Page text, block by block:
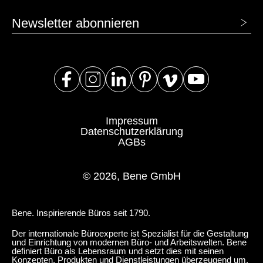
Newsletter abonnieren
© 2026, Bene GmbH
Impressum
Datenschutzerklärung
AGBs
Bene. Inspirierende Büros seit 1790.
Der internationale Büroexperte ist Spezialist für die Gestaltung
und Einrichtung von modernen Büro- und Arbeitswelten. Bene
definiert Büro als Lebensraum und setzt dies mit seinen
Konzepten, Produkten und Dienstleistungen überzeugend um.